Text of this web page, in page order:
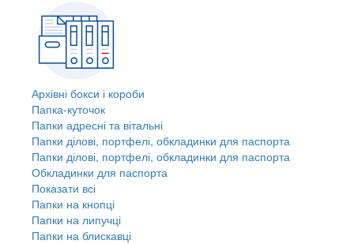
Архівні бокси і короби
Папка-куточок
Папки адресні та вітальні
Папки ділові, портфелі, обкладинки для паспорта
Папки ділові, портфелі, обкладинки для паспорта
Обкладинки для паспорта
Показати всі
Папки на кнопці
Папки на липучці
Папки на блискавці